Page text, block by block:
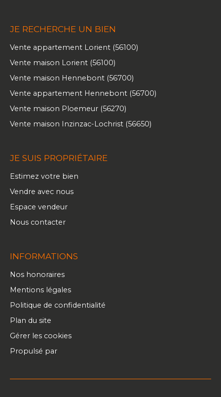
JE RECHERCHE UN BIEN
Vente appartement Lorient (56100)
Vente maison Lorient (56100)
Vente maison Hennebont (56700)
Vente appartement Hennebont (56700)
Vente maison Ploemeur (56270)
Vente maison Inzinzac-Lochrist (56650)
JE SUIS PROPRIÉTAIRE
Estimez votre bien
Vendre avec nous
Espace vendeur
Nous contacter
INFORMATIONS
Nos honoraires
Mentions légales
Politique de confidentialité
Plan du site
Gérer les cookies
Propulsé par